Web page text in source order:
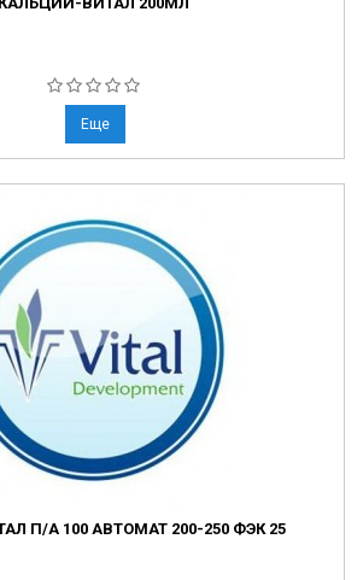
Еще
П/А 100 АВТОМАТ 200-250 ФЭК 25